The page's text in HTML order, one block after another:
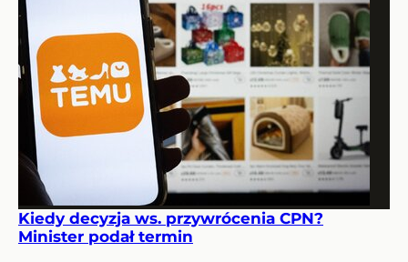
Kiedy decyzja ws. przywrócenia CPN?
Minister podał termin